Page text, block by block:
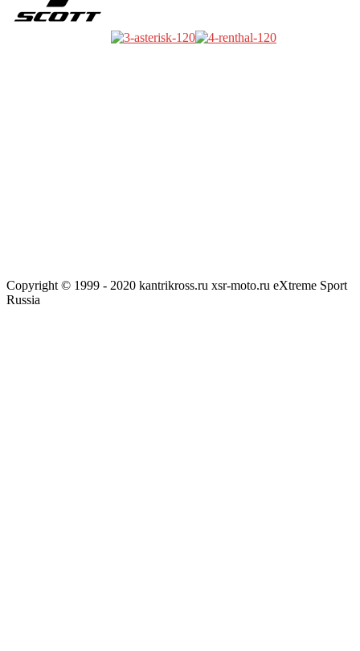
Copyright © 1999 - 2020 kantrikross.ru xsr-moto.ru eXtreme Sport
Russia